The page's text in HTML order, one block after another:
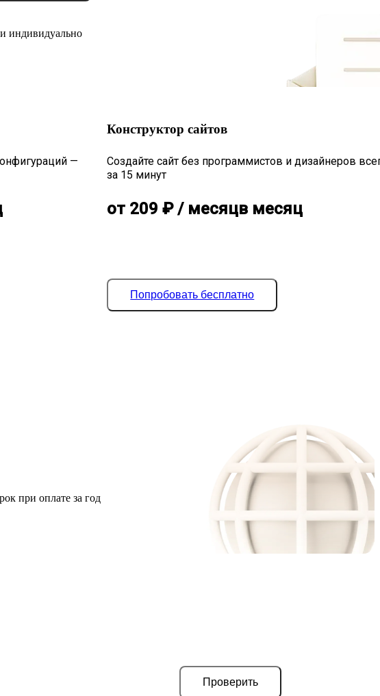
индивидуально
—
Конструктор сайтов
Создайте сайт без программистов и дизайнеров
за 15 минут
от 209 ₽/ месяцв месяц
Попробовать бесплатно
при оплате за год
Проверить